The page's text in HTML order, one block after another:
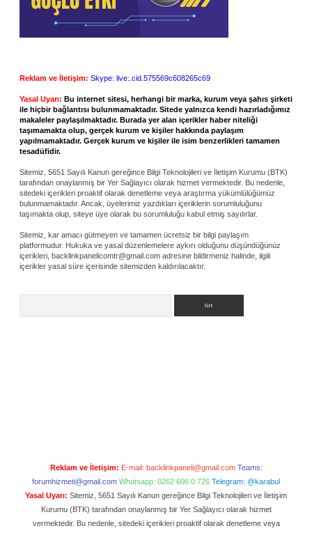
Reklam ve İletişim: Skype: live:.cid.575569c608265c69
Yasal Uyarı: Bu internet sitesi, herhangi bir marka, kurum veya şahıs şirketi
ile hiçbir bağlantısı bulunmamaktadır. Sitede yalnızca kendi hazırladığımız
makaleler paylaşılmaktadır. Burada yer alan içerikler haber niteliği
taşımamakta olup, gerçek kurum ve kişiler hakkında paylaşım
yapılmamaktadır. Gerçek kurum ve kişiler ile isim benzerlikleri tamamen
tesadüfidir.
Sitemiz, 5651 Sayılı Kanun gereğince Bilgi Teknolojileri ve İletişim Kurumu (BTK)
tarafından onaylanmış bir Yer Sağlayıcı olarak hizmet vermektedir. Bu nedenle,
sitedeki içerikleri proaktif olarak denetleme veya araştırma yükümlülüğümüz
bulunmamaktadır. Ancak, üyelerimiz yazdıkları içeriklerin sorumluluğunu
taşımakta olup, siteye üye olarak bu sorumluluğu kabul etmiş sayılırlar.
Sitemiz, kar amacı gütmeyen ve tamamen ücretsiz bir bilgi paylaşım
platformudur. Hukuka ve yasal düzenlemelere aykırı olduğunu düşündüğünüz
içerikleri, backlinkpanelicomtr@gmail.com adresine bildirmeniz halinde, ilgili
içerikler yasal süre içerisinde sitemizden kaldırılacaktır.
Reklam ve İletişim: E-mail: backlinkpaneli@gmail.com Teams:
forumhizmeti@gmail.com Whatsapp: 0262 606 0 726 Telegram: @karabul
Yasal Uyarı: Sitemiz, 5651 Sayılı Kanun gereğince Bilgi Teknolojileri ve İletişim
Kurumu (BTK) tarafından onaylanmış bir Yer Sağlayıcı olarak hizmet
vermektedir. Bu nedenle, sitedeki içerikleri proaktif olarak denetleme veya